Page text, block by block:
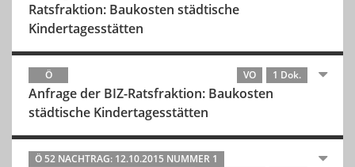
Ratsfraktion: Baukosten städtische
Kindertagesstätten
Ö VO 1 Dok.
Anfrage der BIZ-Ratsfraktion: Baukosten
städtische Kindertagesstätten
Ö 52 NACHTRAG: 12.10.2015 NUMMER 1